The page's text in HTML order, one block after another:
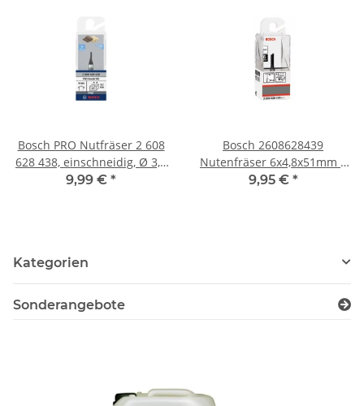
Bosch PRO Nutfräser 2 608
628 438, einschneidig, Ø 3,2
× L 7,7 mm, Schaft 6 mm –
9,99 € *
Bosch 2608628439
Nutenfräser 6x4,8x51mm –
Präzisionsfräser für Holz
9,95 € *
Kategorien
Sonderangebote